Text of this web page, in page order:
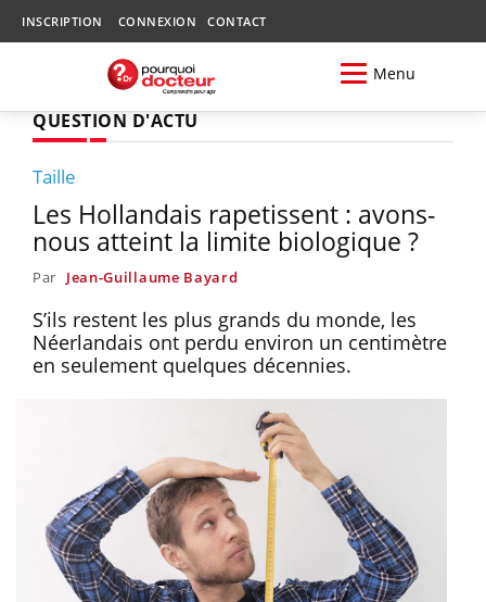
INSCRIPTION CONNEXION CONTACT
Menu
QUESTION D'ACTU
Taille
Les Hollandais rapetissent : avons-
nous atteint la limite biologique ?
Par Jean-Guillaume Bayard
S’ils restent les plus grands du monde, les
Néerlandais ont perdu environ un centimètre
en seulement quelques décennies.